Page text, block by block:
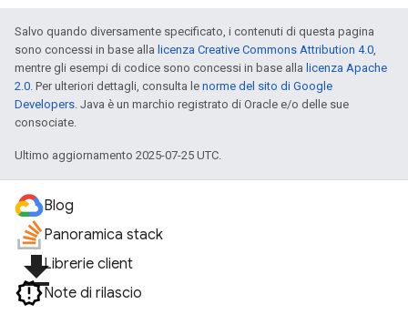
Salvo quando diversamente specificato, i contenuti di questa pagina
sono concessi in base alla licenza Creative Commons Attribution 4.0,
mentre gli esempi di codice sono concessi in base alla licenza Apache
2.0. Per ulteriori dettagli, consulta le norme del sito di Google
Developers. Java è un marchio registrato di Oracle e/o delle sue
consociate.
Ultimo aggiornamento 2025-07-25 UTC.
Blog
Panoramica stack
file_downloadLibrerie client
Note di rilascio